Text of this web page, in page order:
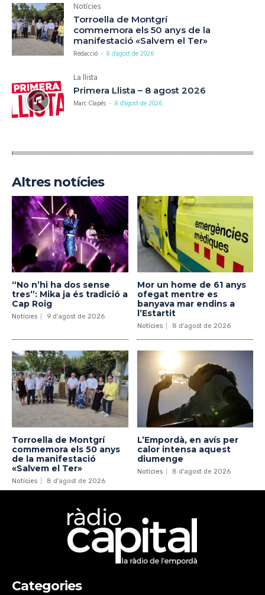
Notícies
Torroella de Montgrí
commemora els 50 anys de la
manifestació «Salvem el Ter»
Redacció - 8 d'agost de 2026
La llista
Primera Llista – 8 agost 2026
Marc Clapés - 8 d'agost de 2026
Altres notícies
“No n’hi ha dos sense
tres”: Mika ja és tradició a
Cap Roig
Notícies 9 d'agost de 2026
Mor un home de 61 anys
ofegat mentre es
banyava mar endins a
l’Estartit
Notícies 8 d'agost de 2026
Torroella de Montgrí
commemora els 50 anys
de la manifestació
«Salvem el Ter»
Notícies 8 d'agost de 2026
L’Empordà, en avís per
calor intensa aquest
diumenge
Notícies 8 d'agost de 2026
Categories